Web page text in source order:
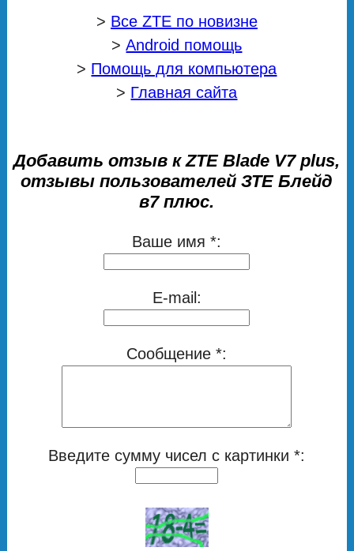
> Все ZTE по новизне
>Android помощь
> Помощь для компьютера
> Главная сайта
Добавить отзыв к ZTE Blade V7 plus,
отзывы пользователей ЗТЕ Блейд
в7 плюс.
Ваше имя *:
E-mail:
Сообщение *:
Введите сумму чисел с картинки *: